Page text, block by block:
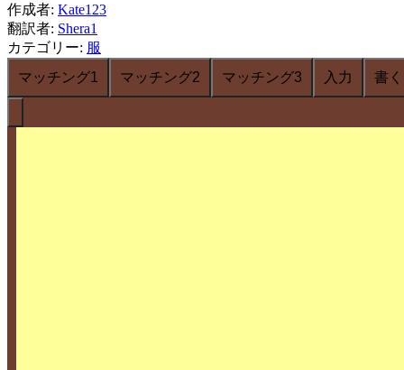
作成者: Kate123
翻訳者: Shera1
カテゴリー: 服
マッチング1
マッチング2 マッチング3 入力 書く